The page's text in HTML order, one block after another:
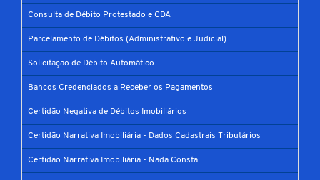
Consulta de Débito Protestado e CDA
Parcelamento de Débitos (Administrativo e Judicial)
Solicitação de Débito Automático
Bancos Credenciados a Receber os Pagamentos
Certidão Negativa de Débitos Imobiliários
Certidão Narrativa Imobiliária - Dados Cadastrais Tributários
Certidão Narrativa Imobiliária - Nada Consta